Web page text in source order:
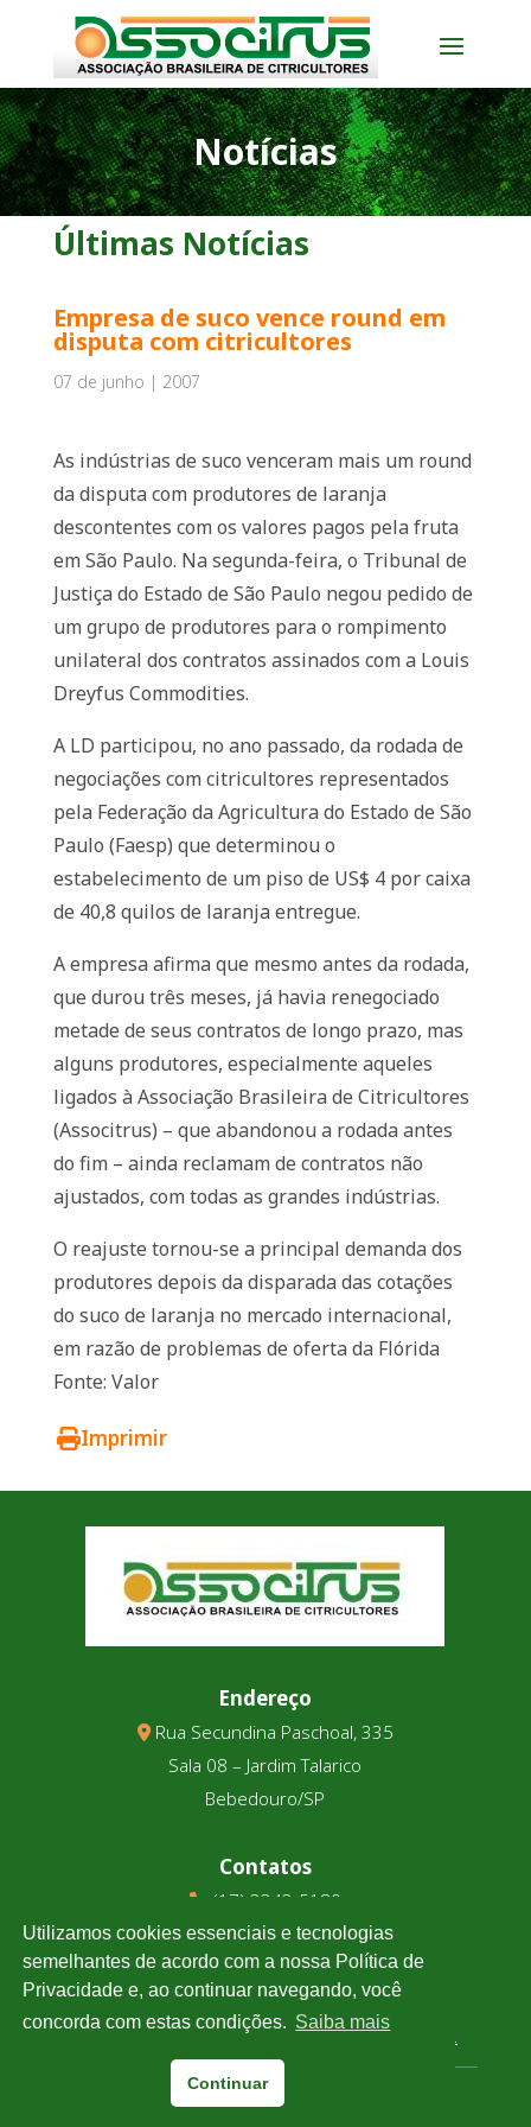
Notícias
Últimas Notícias
Empresa de suco vence round em
disputa com citricultores
07 de junho | 2007
As indústrias de suco venceram mais um round
da disputa com produtores de laranja
descontentes com os valores pagos pela fruta
em São Paulo. Na segunda-feira, o Tribunal de
Justiça do Estado de São Paulo negou pedido de
um grupo de produtores para o rompimento
unilateral dos contratos assinados com a Louis
Dreyfus Commodities.
A LD participou, no ano passado, da rodada de
negociações com citricultores representados
pela Federação da Agricultura do Estado de São
Paulo (Faesp) que determinou o
estabelecimento de um piso de US$ 4 por caixa
de 40,8 quilos de laranja entregue.
A empresa afirma que mesmo antes da rodada,
que durou três meses, já havia renegociado
metade de seus contratos de longo prazo, mas
alguns produtores, especialmente aqueles
ligados à Associação Brasileira de Citricultores
(Associtrus) – que abandonou a rodada antes
do fim – ainda reclamam de contratos não
ajustados, com todas as grandes indústrias.
O reajuste tornou-se a principal demanda dos
produtores depois da disparada das cotações
do suco de laranja no mercado internacional,
em razão de problemas de oferta da Flórida
Fonte: Valor
Imprimir
Endereço
Rua Secundina Paschoal, 335
Sala 08 – Jardim Talarico
Bebedouro/SP
Contatos
(17) 3343-5180
(17) 99123-9831
Cotação
Clique e confira a cotação de todas as moedas.
Associtrus– Desenvolvido pela
Utilizamos cookies essenciais e tecnologias
semelhantes de acordo com a nossa Política de
Privacidade e, ao continuar navegando, você
concorda com estas condições. Saiba mais
Continuar